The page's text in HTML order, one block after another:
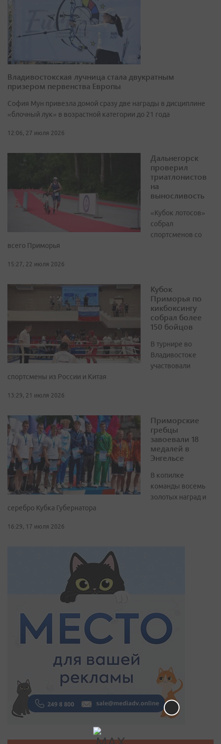
Владивостокская лучница стала двукратным
призером первенства Европы
София Мун привезла домой сразу две награды в дисциплине
«блочный лук» в возрастной категории до 21 года
12:06, 27 июля 2026
Дальнегорск
проверил
триатлонистов
на
выносливость
«Кубок лотосов»
собрал
спортсменов со
всего Приморья
15:27, 22 июля 2026
Кубок
Приморья по
кикбоксингу
собрал более
150 бойцов
В турнире во
Владивостоке
участвовали
спортсмены из России и Китая
13:29, 21 июля 2026
Приморские
гребцы
завоевали 18
медалей в
Энгельсе
В копилке
команды восемь
золотых наград и
серебро Кубка Губернатора
16:29, 17 июля 2026